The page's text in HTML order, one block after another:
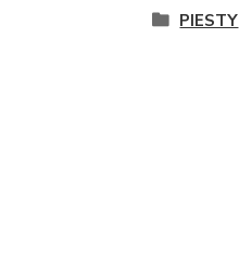
PIESTY